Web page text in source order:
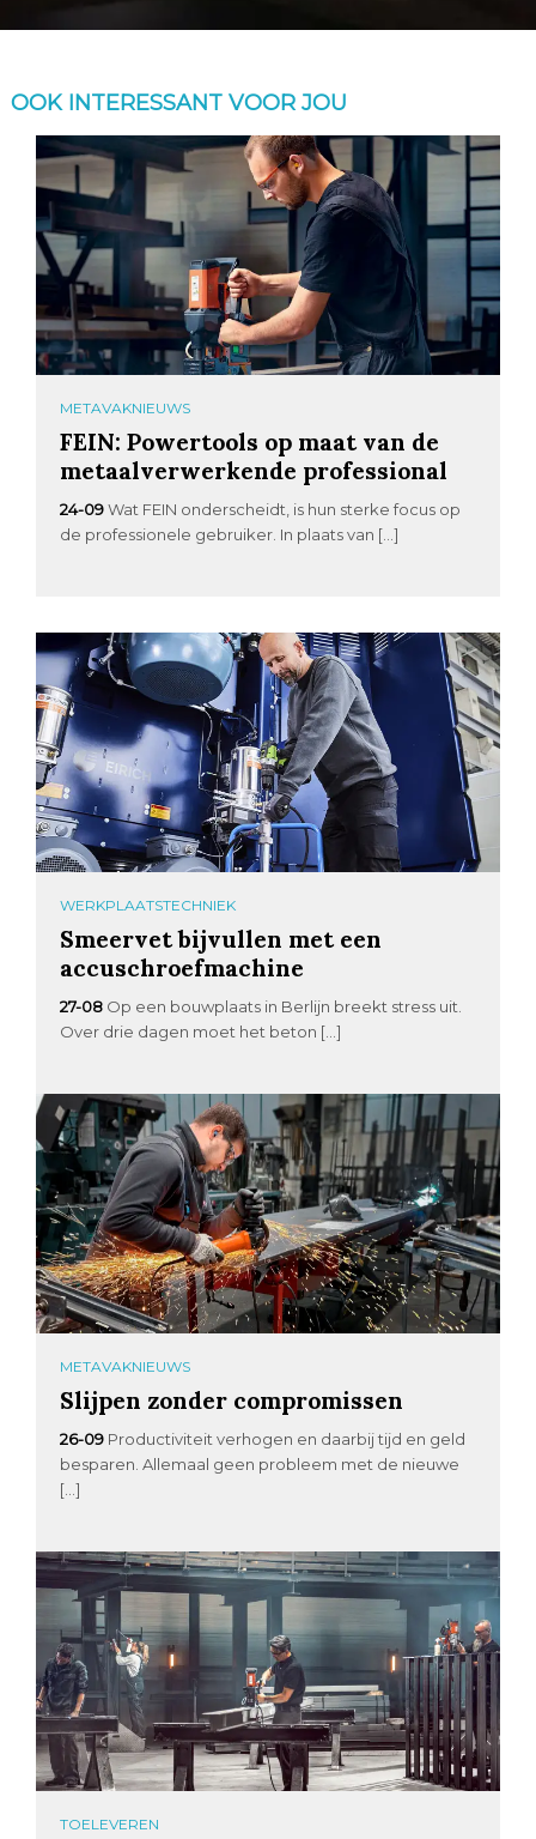
OOK INTERESSANT VOOR JOU
METAVAKNIEUWS
FEIN: Powertools op maat van de
metaalverwerkende professional
24-09 Wat FEIN onderscheidt, is hun sterke focus op
de professionele gebruiker. In plaats van […]
WERKPLAATSTECHNIEK
Smeervet bijvullen met een
accuschroefmachine
27-08 Op een bouwplaats in Berlijn breekt stress uit.
Over drie dagen moet het beton […]
METAVAKNIEUWS
Slijpen zonder compromissen
26-09 Productiviteit verhogen en daarbij tijd en geld
besparen. Allemaal geen probleem met de nieuwe
[…]
TOELEVEREN